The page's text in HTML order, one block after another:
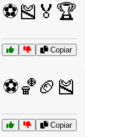
⚽🎽🏅🏆
Copiar
⚽🏀🏈🎽
Copiar